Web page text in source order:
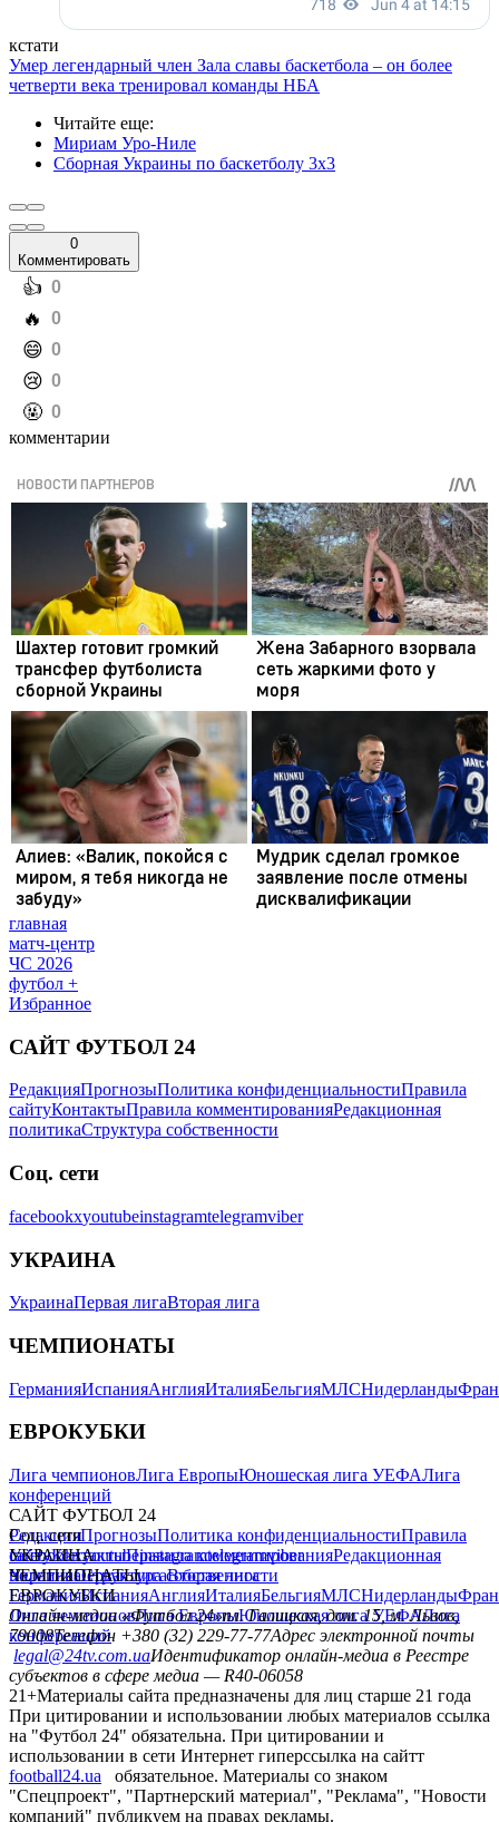
кстати
Умер легендарный член Зала славы баскетбола – он более
четверти века тренировал команды НБА
Читайте еще:
Мириам Уро-Ниле
Сборная Украины по баскетболу 3х3
0
Комментировать
️👍 0
️🔥 0
️😄 0
️😢 0
️🤬 0
комментарии
главная
матч-центр
ЧС 2026
футбол +
Избранное
САЙТ ФУТБОЛ 24
РедакцияПрогнозыПолитика конфиденциальностиПравила
сайтуКонтактыПравила комментированияРедакционная
политикаСтруктура собственности
Соц. сети
facebookxyoutubeinstagramtelegramviber
УКРАИНА
УкраинаПервая лигаВторая лига
ЧЕМПИОНАТЫ
ГерманияИспанияАнглияИталияБельгияМЛСНидерланды
ЕВРОКУБКИ
Лига чемпионовЛига ЕвропыЮношеская лига УЕФАЛига
конференций
САЙТ ФУТБОЛ 24
РедакцияПрогнозыПолитика конфиденциальностиПравила
сайтуКонтактыПравила комментированияРедакционная
политикаСтруктура собственности
Соц. сети
facebookxyoutubeinstagramtelegramviber
УКРАИНА
УкраинаПервая лигаВторая лига
ЧЕМПИОНАТЫ
ГерманияИспанияАнглияИталияБельгияМЛСНидерланды
ЕВРОКУБКИ
Лига чемпионовЛига ЕвропыЮношеская лига УЕФАЛига
конференций
Онлайн-медиа «Футбол 24»пл. Галицкая, дом. 15, м. Львов,
79008Телефон +380 (32) 229-77-77Адрес электронной почты
legal@24tv.com.uaИдентификатор онлайн-медиа в Реестре
субъектов в сфере медиа — R40-06058
21+Материалы сайта предназначены для лиц старше 21 года
При цитировании и использовании любых материалов ссылка
на "Футбол 24" обязательна. При цитировании и
использовании в сети Интернет гиперссылка на сайтт
football24.ua
обязательное. Материалы со знаком
"Спецпроект", "Партнерский материал", "Реклама", "Новости
компаний" публикуем на правах рекламы.